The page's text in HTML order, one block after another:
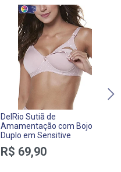
DelRio Sutiã de
Amamentação com Bojo
Duplo em Sensitive
R$ 69,90